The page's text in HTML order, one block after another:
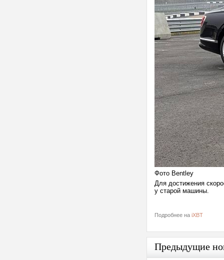
Фото Bentley
Для достижения
у старой машины.
Подробнее на iXBT
Предыдущие